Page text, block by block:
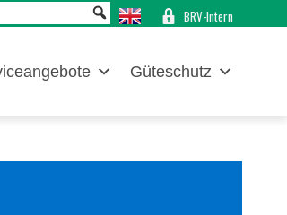
BRV-Intern
Güteschutz